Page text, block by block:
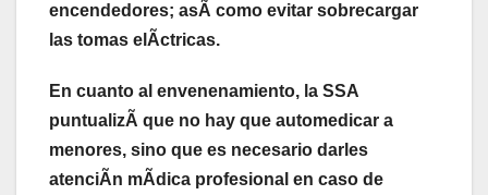
encendedores; asÃ como evitar sobrecargar
las tomas elÃctricas.
En cuanto al envenenamiento, la SSA
puntualizÃ que no hay que automedicar a
menores, sino que es necesario darles
atenciÃn mÃdica profesional en caso de